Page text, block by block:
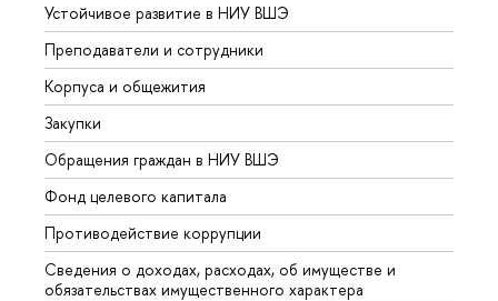
Устойчивое развитие в НИУ ВШЭ
Преподаватели и сотрудники
Корпуса и общежития
Закупки
Обращения граждан в НИУ ВШЭ
Фонд целевого капитала
Противодействие коррупции
Сведения о доходах, расходах, об имуществе и
обязательствах имущественного характера